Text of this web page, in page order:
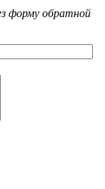
форму обратной